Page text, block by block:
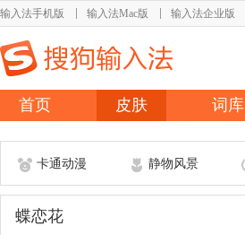
输入法手机版 输入法Mac版 输入法企业版
首页 皮肤 词库
卡通动漫 静物风景
蝶恋花